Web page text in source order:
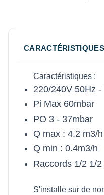
Caractéristiques :
220/240V 50Hz
Pi Max 60mbar
PO 3 - 37mbar
Q max : 4.2 m3/h
Q min : 0.4m3/h
Raccords 1/2 1/2
S'installe sur de